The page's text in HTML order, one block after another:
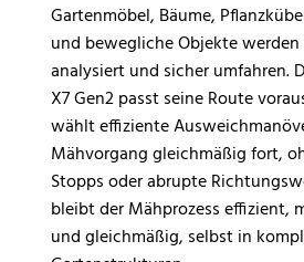
Gartenmöbel, Bäume,
und bewegliche Objekte
analysiert und sicher umfahren.
X7 Gen2 passt seine Route
wählt effiziente
Mähvorgang gleichmäßig fort,
Stopps oder abrupte
bleibt der Mähprozess effizient,
und gleichmäßig, selbst in